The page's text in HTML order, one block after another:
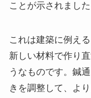
ことが示されました
これは建築に例え
新しい材料で作り
うなものです。鍼
きを調整して、よ